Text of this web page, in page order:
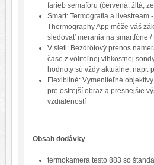
farieb semafóru (červená, žltá,
Smart: Termografia a livestream
Thermography App môže váš
sledovať merania na smartfóne /
V sieti: Bezdrôtový prenos
čase z voliteľnej vlhkostnej
hodnoty sú vždy aktuálne, napr.
Flexibilné: Vymeniteľné
pre ostrejší obraz a presnejšie
vzdialeností
Obsah dodávky
termokamera testo 883 so